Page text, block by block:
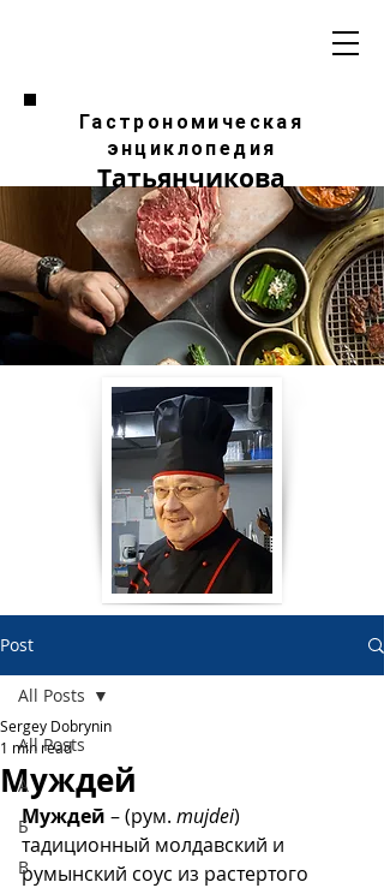
Гастрономическая
энциклопедия
Татьянчикова
Post
All Posts
А
Б
В
All Posts
Муждей
Sergey Dobrynin
1 min read
Муждей – (рум. mujdei)
тадиционный молдавский и
румынский соус из растертого